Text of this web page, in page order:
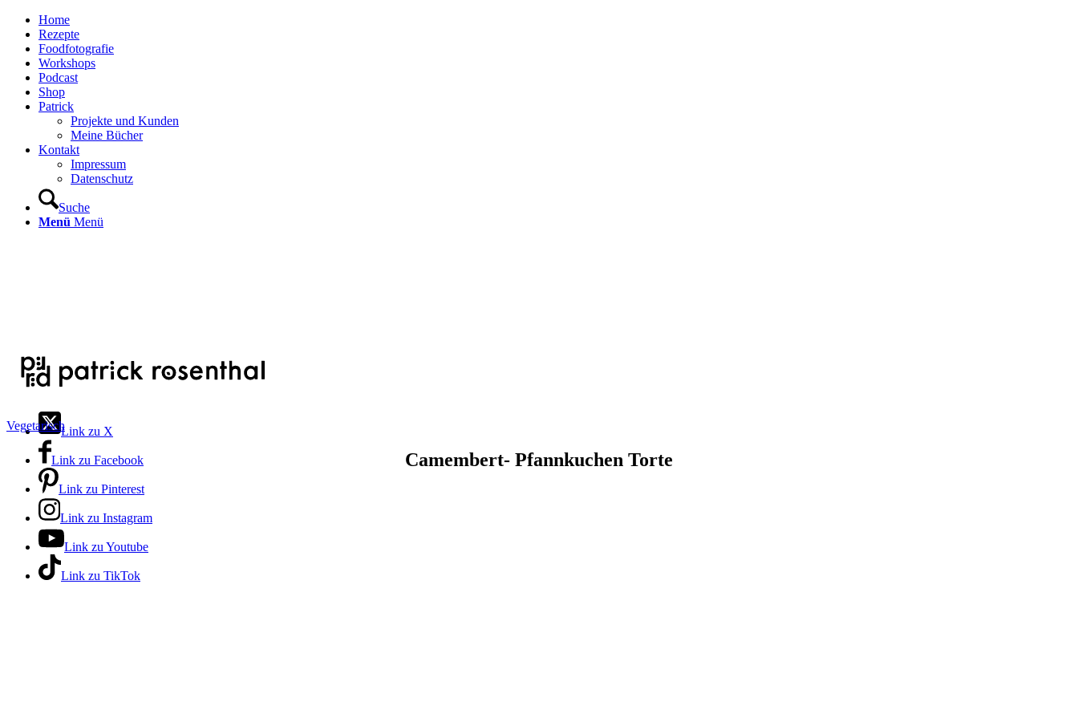
Home
Rezepte
Foodfotografie
Workshops
Podcast
Shop
Patrick
Projekte und Kunden
Meine Bücher
Kontakt
Impressum
Datenschutz
Suche
Menü Menü
Link zu X
Link zu Facebook
Link zu Pinterest
Link zu Instagram
Link zu Youtube
Link zu TikTok
Vegetarisch
Camembert- Pfannkuchen Torte